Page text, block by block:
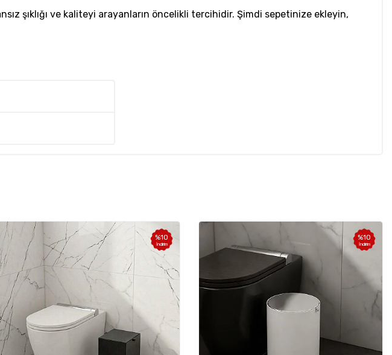
şıklığı ve kaliteyi arayanların öncelikli tercihidir. Şimdi sepetinize ekleyin,
%10
İndirim
%10
İndirim